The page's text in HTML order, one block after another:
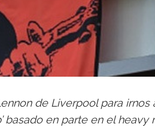
de Liverpool para irnos
basado en parte en el heavy